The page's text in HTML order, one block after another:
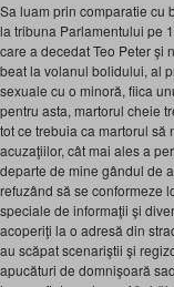
Sa luam prin comparatie cu
la tribuna Parlamentului pe
care a decedat Teo Peter şi
beat la volanul bolidului, al
sexuale cu o minoră, fiica
pentru asta, martorul cheie
tot ce trebuia ca martorul să
acuzaţiilor, cât mai ales a
departe de mine gândul de
refuzând să se conformeze
speciale de informaţii şi
acoperiţi la o adresă din
au scăpat scenariştii şi
apucături de domnişoară